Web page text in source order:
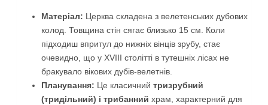
Матеріал: Церква складена з велетенських дубових
колод. Товщина стін сягає близько 15 см. Коли
підходиш впритул до нижніх вінців зрубу, стає
очевидно, що у XVIII столітті в тутешніх лісах не
бракувало вікових дубів-велетнів.
Планування: Це класичнийтризрубний
(тридільний) і трибанний храм, характерний для